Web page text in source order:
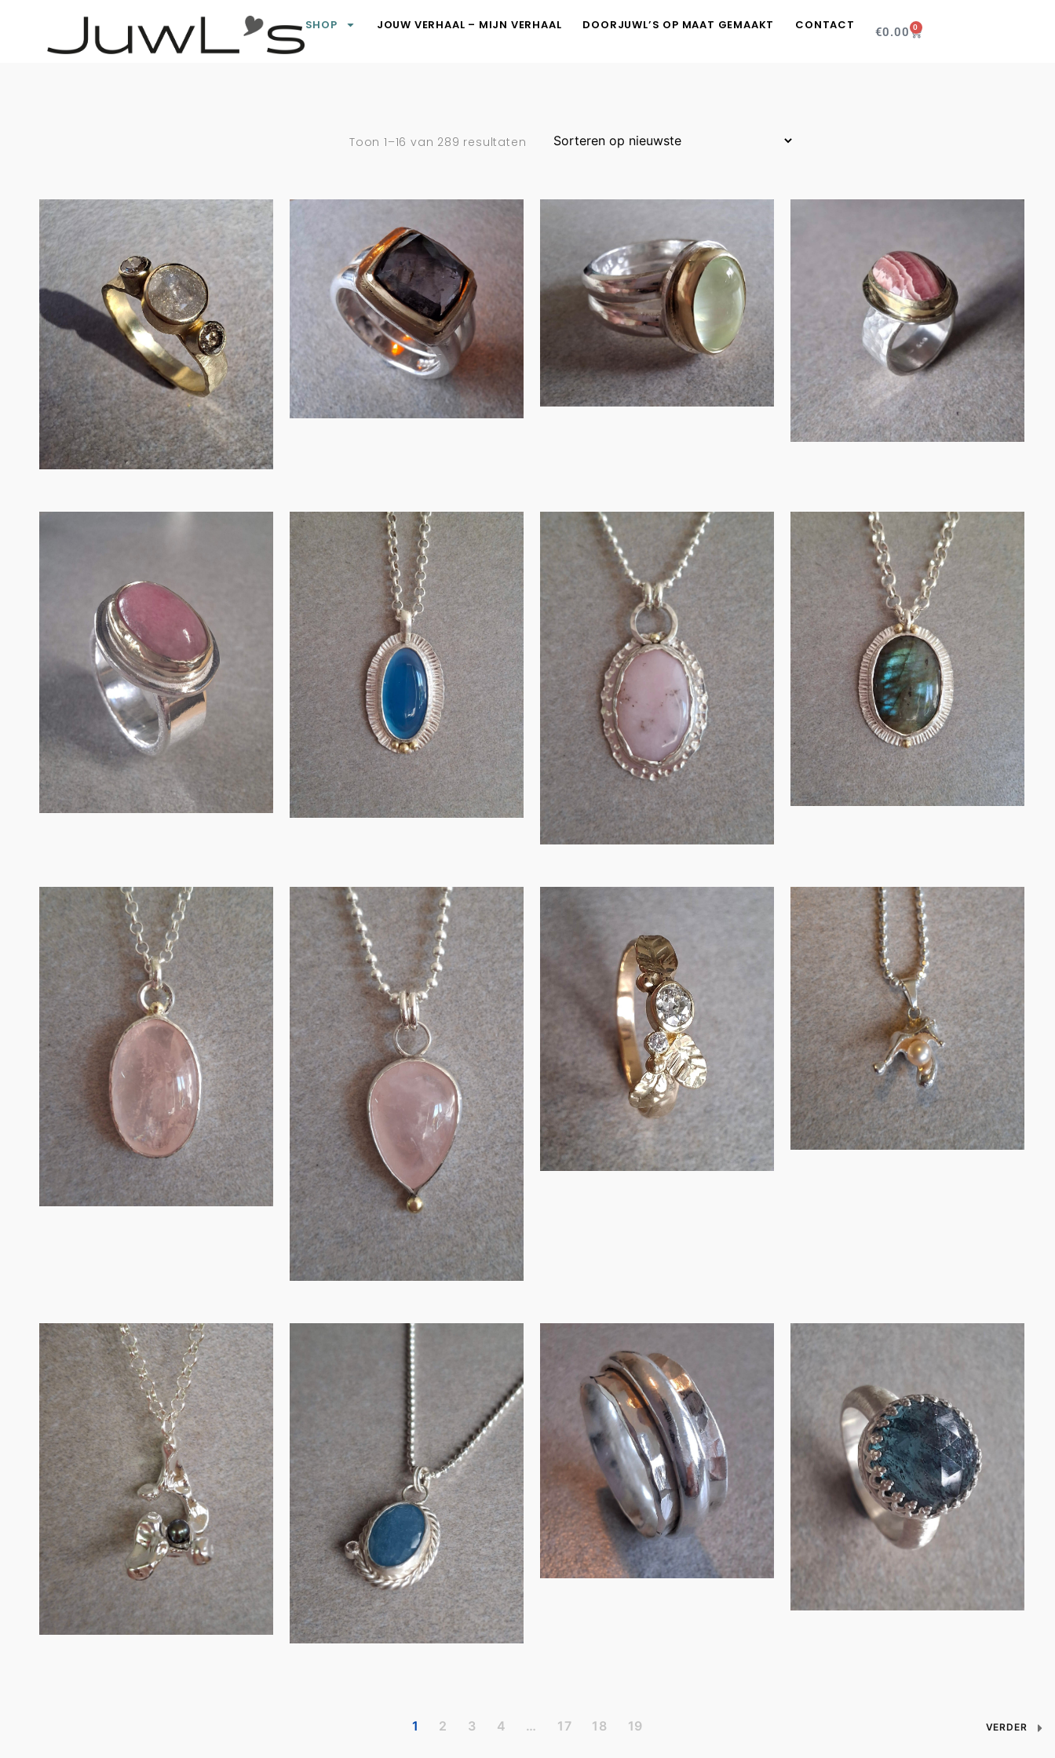
SHOP JOUW VERHAAL – MIJN VERHAAL DOORJUWL’S OP MAAT GEMAAKT CONTACT €0.00 0
Toon 1–16 van 289 resultaten
geelgouden ring
met diamanten
€2,250.00
IN WINKELMAND
Zilveren ring met
een in goud
gezet…
€200.00
IN WINKELMAND
Zilveren ring met
groene prehniet i…
€225.00
MEER INFORMATIE
prachtig
geaderde…
€250.00
IN WINKELMAND
Zilveren ring met
in goud gevatte r…
€200.00
IN WINKELMAND
Hemelsblauwe
chalcedoonhanger
in zi…
€145.00
IN WINKELMAND
Zilveren hanger
met roze opaal en
g…
€135.00
IN WINKELMAND
Zilveren hanger
met labradoriet en
…
€145.00
IN WINKELMAND
Hanger in zilver
met ovalen
rozenkw…
€ 135.00
IN WINKELMAND
Hanger in zilver
met peervormige
ro…
€ 135.00
IN WINKELMAND
Gouden ring met
blaadjes en een
Oud…
€ 1,930.00
IN WINKELMAND
Zilveren hanger
met roze
zoetwaterp…
€70.00
IN WINKELMAND
Zilveren hanger
met zwarte
zoetwate…
€90.00
IN WINKELMAND
Zilveren hanger
met aquamarijn
en w…
€90.00
IN WINKELMAND
Zilveren spinner
ring
€140.00
IN WINKELMAND
Zilveren ring met
roosgeslepen
kyan…
€165.00
IN WINKELMAND
1 2 3 4 … 17 18 19 VERDER